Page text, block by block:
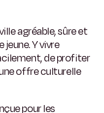
agréable, sûre et
Y vivre
de profiter
offre culturelle
pour les